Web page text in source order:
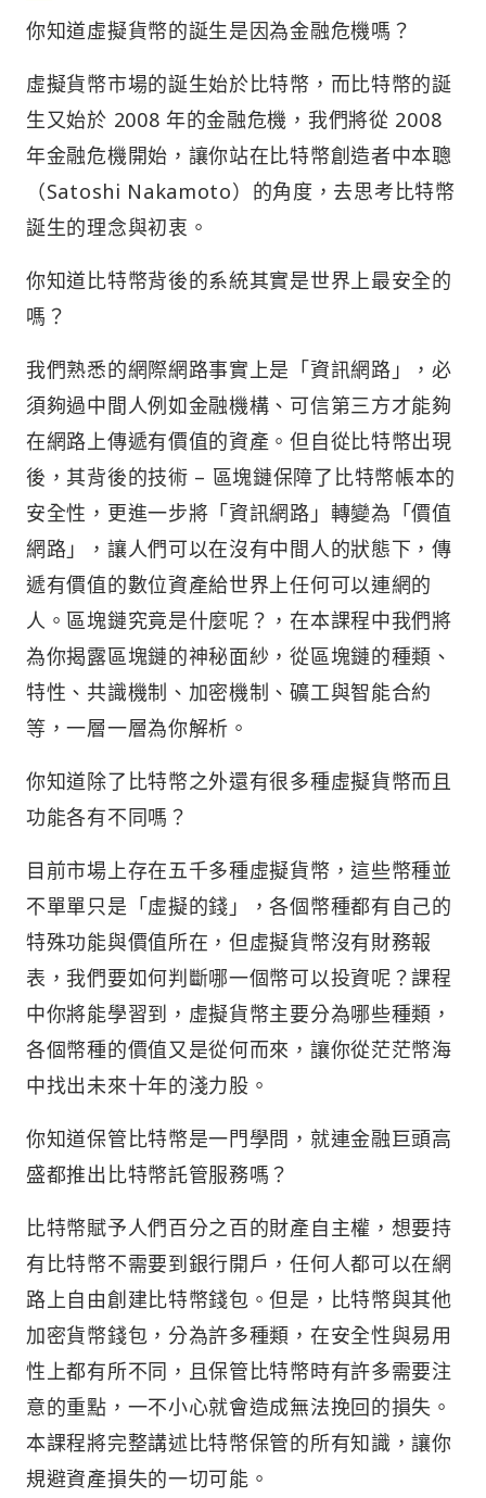
你知道虛擬貨幣的誕生是因為金融危機嗎？
虛擬貨幣市場的誕生始於比特幣，而比特幣的誕
生又始於 2008 年的金融危機，我們將從 2008
年金融危機開始，讓你站在比特幣創造者中本聰
（Satoshi Nakamoto）的角度，去思考比特幣
誕生的理念與初衷。
你知道比特幣背後的系統其實是世界上最安全的
嗎？
我們熟悉的網際網路事實上是「資訊網路」，必
須夠過中間人例如金融機構、可信第三方才能夠
在網路上傳遞有價值的資產。但自從比特幣出現
後，其背後的技術 – 區塊鏈保障了比特幣帳本的
安全性，更進一步將「資訊網路」轉變為「價值
網路」，讓人們可以在沒有中間人的狀態下，傳
遞有價值的數位資產給世界上任何可以連網的
人。區塊鏈究竟是什麼呢？，在本課程中我們將
為你揭露區塊鏈的神秘面紗，從區塊鏈的種類、
特性、共識機制、加密機制、礦工與智能合約
等，一層一層為你解析。
你知道除了比特幣之外還有很多種虛擬貨幣而且
功能各有不同嗎？
目前市場上存在五千多種虛擬貨幣，這些幣種並
不單單只是「虛擬的錢」，各個幣種都有自己的
特殊功能與價值所在，但虛擬貨幣沒有財務報
表，我們要如何判斷哪一個幣可以投資呢？課程
中你將能學習到，虛擬貨幣主要分為哪些種類，
各個幣種的價值又是從何而來，讓你從茫茫幣海
中找出未來十年的淺力股。
你知道保管比特幣是一門學問，就連金融巨頭高
盛都推出比特幣託管服務嗎？
比特幣賦予人們百分之百的財產自主權，想要持
有比特幣不需要到銀行開戶，任何人都可以在網
路上自由創建比特幣錢包。但是，比特幣與其他
加密貨幣錢包，分為許多種類，在安全性與易用
性上都有所不同，且保管比特幣時有許多需要注
意的重點，一不小心就會造成無法挽回的損失。
本課程將完整講述比特幣保管的所有知識，讓你
規避資產損失的一切可能。